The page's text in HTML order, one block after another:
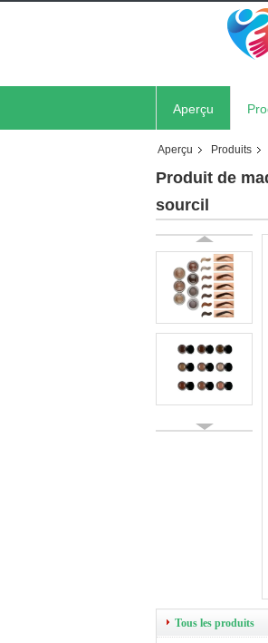
Aperçu
Aperçu Produits
Produit de
sourcil
Tous les produits